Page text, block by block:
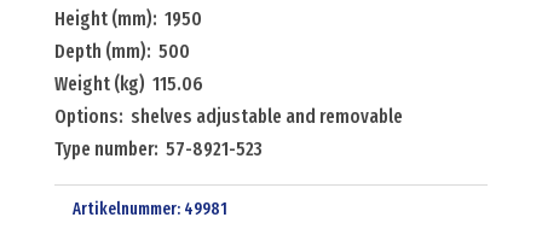
Height (mm): 1950
Depth (mm): 500
Weight (kg) 115.06
Options: shelves adjustable and removable
Type number: 57-8921-523
Artikelnummer: 49981